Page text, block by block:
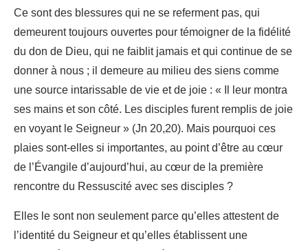
Ce sont des blessures qui ne se referment pas, qui
demeurent toujours ouvertes pour témoigner de la fidélité
du don de Dieu, qui ne faiblit jamais et qui continue de se
donner à nous ; il demeure au milieu des siens comme
une source intarissable de vie et de joie : « Il leur montra
ses mains et son côté. Les disciples furent remplis de joie
en voyant le Seigneur » (Jn 20,20). Mais pourquoi ces
plaies sont-elles si importantes, au point d’être au cœur
de l’Évangile d’aujourd’hui, au cœur de la première
rencontre du Ressuscité avec ses disciples ?
Elles le sont non seulement parce qu’elles attestent de
l’identité du Seigneur et qu’elles établissent une